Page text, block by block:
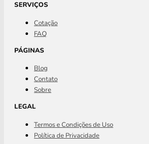
SERVIÇOS
Cotação
FAQ
PÁGINAS
Blog
Contato
Sobre
LEGAL
Termos e Condições de Uso
Política de Privacidade